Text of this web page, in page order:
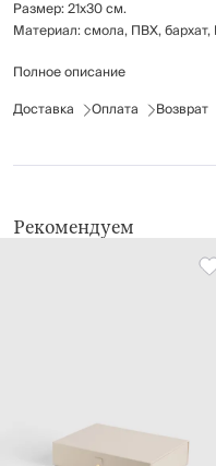
Размер: 21х30 см.
Материал: смола, ПВХ,
Предназначен для
Полное описание
Доставка
Оплата Возврат
Рекомендуем